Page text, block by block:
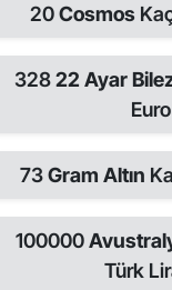
20Cosmos
32822 Ayar
Euro
73Gram Altın
100000
Türk